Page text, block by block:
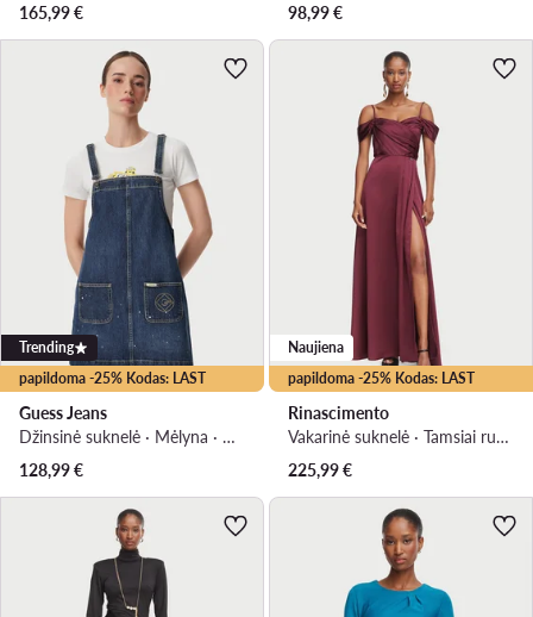
165,99€
98,99€
papildoma -25% Kodas: LAST
Trending
Guess Jeans
Džinsinė suknelė · Mėlyna · Mini
128,99€
papildoma -25% Kodas: LAST
Naujiena
Rinascimento
Vakarinė suknelė · Tamsiai ruda · Maksi
225,99€